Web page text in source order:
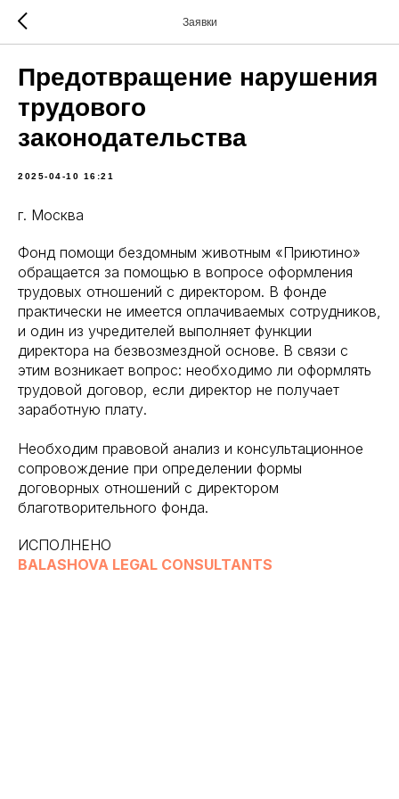
Заявки
Предотвращение нарушения
трудового
законодательства
2025-04-10 16:21
г. Москва
Фонд помощи бездомным животным «Приютино»
обращается за помощью в вопросе оформления
трудовых отношений с директором. В фонде
практически не имеется оплачиваемых сотрудников,
и один из учредителей выполняет функции
директора на безвозмездной основе. В связи с
этим возникает вопрос: необходимо ли оформлять
трудовой договор, если директор не получает
заработную плату.
Необходим правовой анализ и консультационное
сопровождение при определении формы
договорных отношений с директором
благотворительного фонда.
ИСПОЛНЕНО
BALASHOVA LEGAL CONSULTANTS